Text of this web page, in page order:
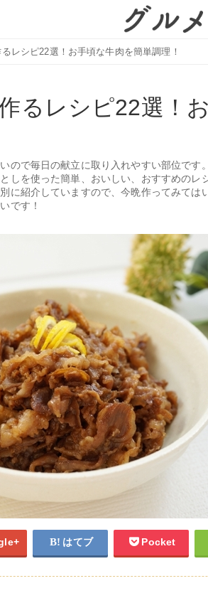
レシピ22選！お手頃な牛肉を簡単調理！
るレシピ22選！
ので毎日の献立に取り入れやすい部位です
しを使った簡単、おいしい、おすすめのレ
に紹介していますので、今晩作ってみては
です！
はてブ Pocket